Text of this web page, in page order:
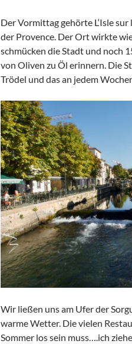
Der Vormittag gehörte L‘Isle
der Provence. Der Ort wirkte
schmücken die Stadt und noch
von Oliven zu Öl erinnern. Die
Trödel und das an jedem
Wir ließen uns am Ufer der
warme Wetter. Die vielen
Sommer los sein muss….ich